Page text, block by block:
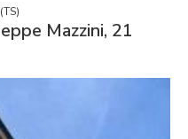
Mazzini, 21